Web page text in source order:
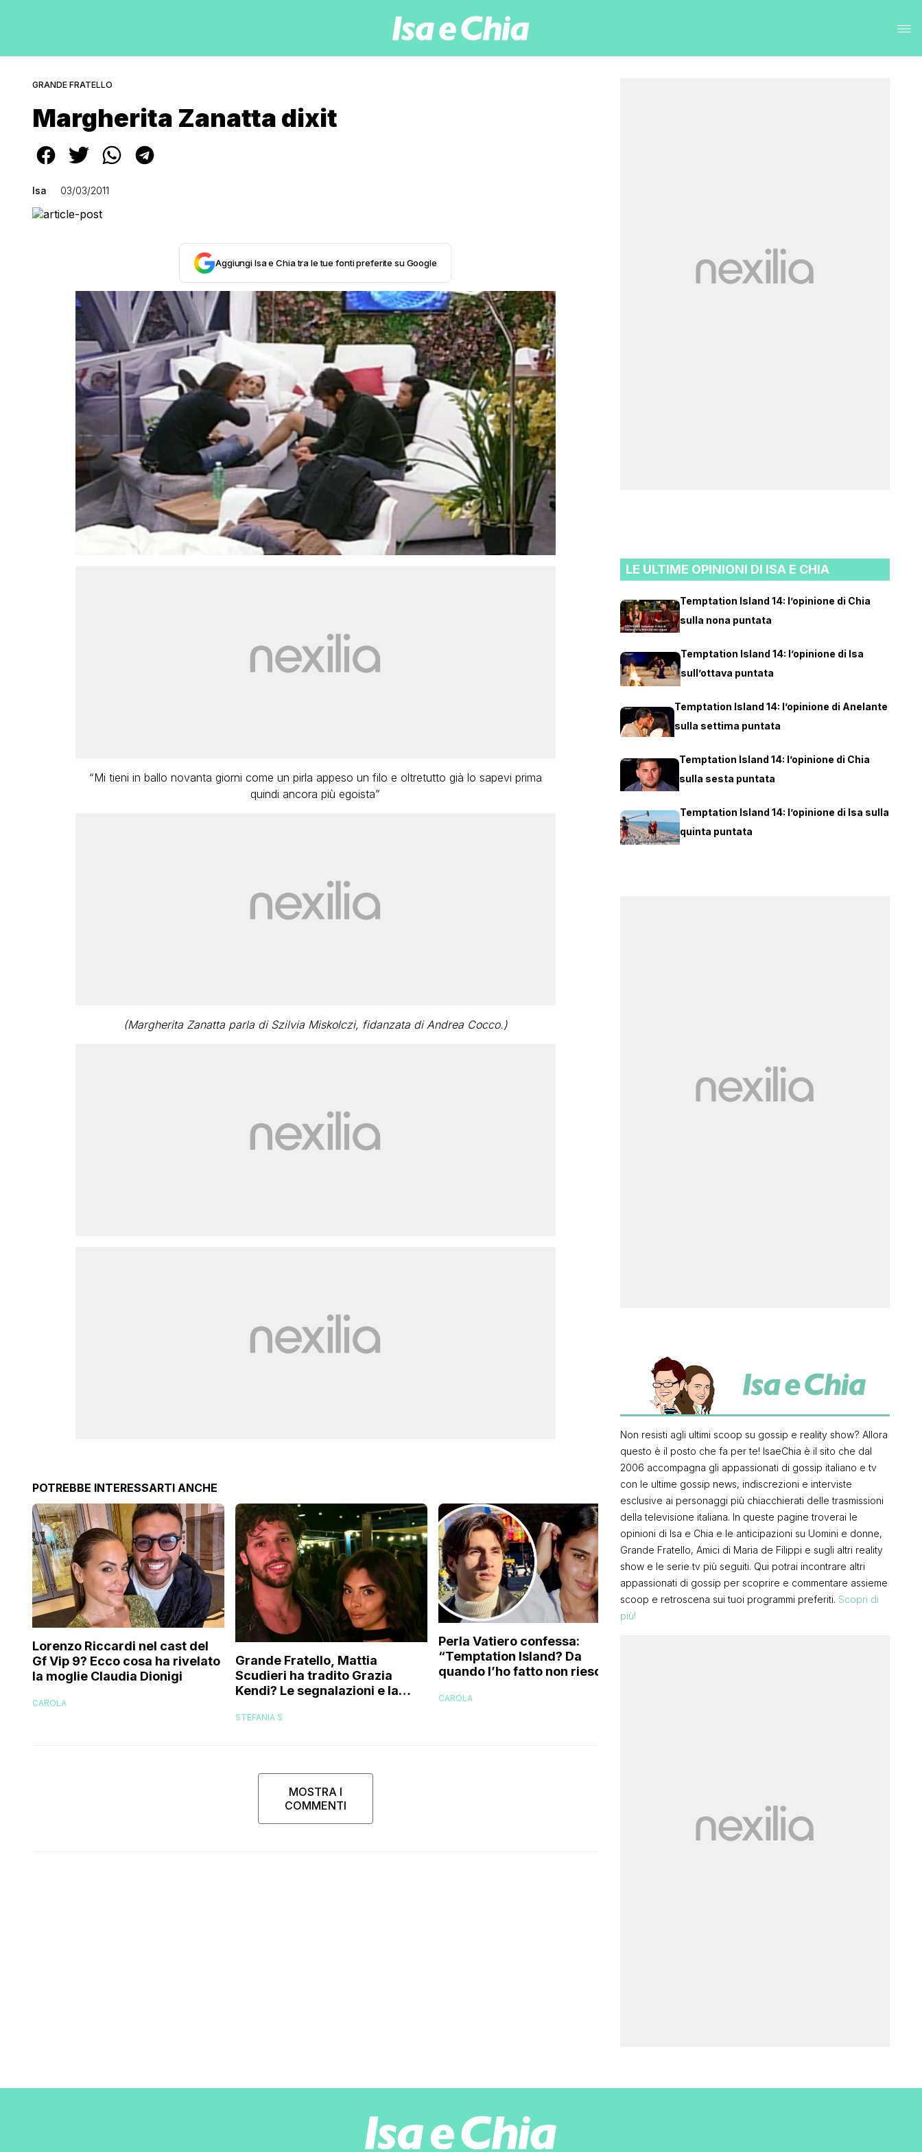
GRANDE FRATELLO
Margherita Zanatta dixit
Isa 03/03/2011
Aggiungi Isa e Chia tra le tue fonti preferite su Google
“Mi tieni in ballo novanta giorni come un pirla appeso un filo e oltretutto già lo sapevi prima
quindi ancora più egoista”
(Margherita Zanatta parla di Szilvia Miskolczi, fidanzata di Andrea Cocco.)
POTREBBE INTERESSARTI ANCHE
Lorenzo Riccardi nel cast del
Gf Vip 9? Ecco cosa ha rivelato
la moglie Claudia Dionigi
CAROLA
Grande Fratello, Mattia
Scudieri ha tradito Grazia
Kendi? Le segnalazioni e la
STEFANIA S
Perla Vatiero confessa:
“Temptation Island? Da
quando l’ho fatto non riesco più
CAROLA
MOSTRA I
COMMENTI
LE ULTIME OPINIONI DI ISA E CHIA
Temptation Island 14: l’opinione di Chia
sulla nona puntata
Temptation Island 14: l’opinione di Isa
sull’ottava puntata
Temptation Island 14: l’opinione di Anelante
sulla settima puntata
Temptation Island 14: l’opinione di Chia
sulla sesta puntata
Temptation Island 14: l’opinione di Isa sulla
quinta puntata
Non resisti agli ultimi scoop su gossip e reality show? Allora
questo è il posto che fa per te! IsaeChia è il sito che dal
2006 accompagna gli appassionati di gossip italiano e tv
con le ultime gossip news, indiscrezioni e interviste
esclusive ai personaggi più chiacchierati delle trasmissioni
della televisione italiana. In queste pagine troverai le
opinioni di Isa e Chia e le anticipazioni su Uomini e donne,
Grande Fratello, Amici di Maria de Filippi e sugli altri reality
show e le serie tv più seguiti. Qui potrai incontrare altri
appassionati di gossip per scoprire e commentare assieme
scoop e retroscena sui tuoi programmi preferiti. Scopri di
più!